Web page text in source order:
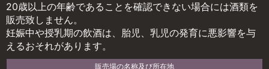
20歳以上の年齢であることを確認できない場合には酒類を
販売致しません。
妊娠中や授乳期の飲酒は、胎児、乳児の発育に悪影響を与
えるおそれがあります。
販売場の名称及び所在地